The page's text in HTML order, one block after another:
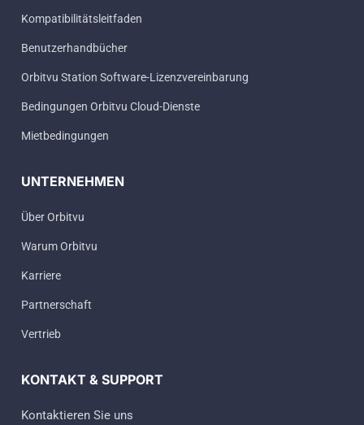
Kompatibilitätsleitfaden
Benutzerhandbücher
Orbitvu Station Software-Lizenzvereinbarung
Bedingungen Orbitvu Cloud-Dienste
Mietbedingungen
UNTERNEHMEN
Über Orbitvu
Warum Orbitvu
Karriere
Partnerschaft
Vertrieb
KONTAKT & SUPPORT
Kontaktieren Sie uns